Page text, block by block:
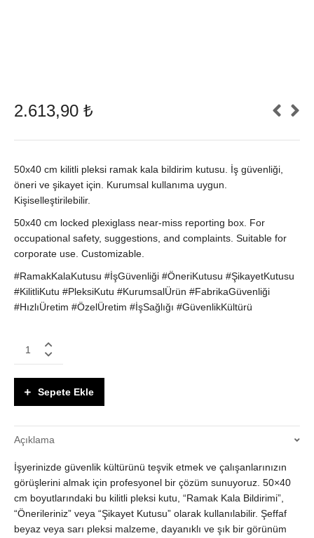
2.613,90 ₺
50x40 cm kilitli pleksi ramak kala bildirim kutusu. İş güvenliği,
öneri ve şikayet için. Kurumsal kullanıma uygun.
Kişiselleştirilebilir.
50x40 cm locked plexiglass near-miss reporting box. For
occupational safety, suggestions, and complaints. Suitable for
corporate use. Customizable.
#RamakKalaKutusu #İşGüvenliği #ÖneriKutusu #ŞikayetKutusu
#KilitliKutu #PleksiKutu #KurumsalÜrün #FabrikaGüvenliği
#HızlıÜretim #ÖzelÜretim #İşSağlığı #GüvenlikKültürü
Kala
cm
Kilitli
|
İş
Güvenliği
&
Öneri
Sepete Ekle
Açıklama
İşyerinizde güvenlik kültürünü teşvik etmek ve çalışanlarınızın
görüşlerini almak için profesyonel bir çözüm sunuyoruz. 50×40
cm boyutlarındaki bu kilitli pleksi kutu, “Ramak Kala Bildirimi”,
“Önerileriniz” veya “Şikayet Kutusu” olarak kullanılabilir. Şeffaf
beyaz veya sarı pleksi malzeme, dayanıklı ve şık bir görünüm